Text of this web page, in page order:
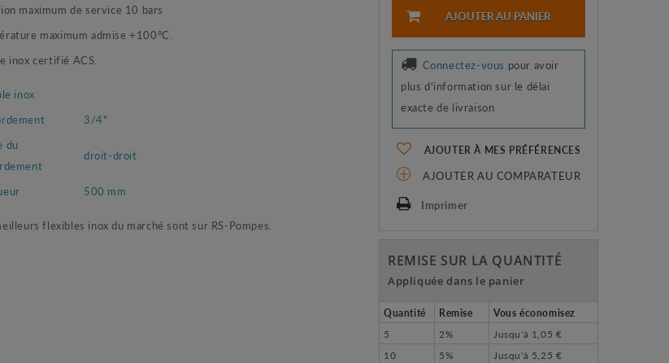
maximum de service 10 bars
maximum admise +100°C.
inox certifié ACS.
inox
3/4"
du
droit-droit
500 mm
flexibles inox du marché sont sur RS-Pompes.
AJOUTER AU PANIER
Connectez-vous pour avoir
plus d'information sur le délai
exacte de livraison
AJOUTER À MES PRÉFÉRENCES
AJOUTER AU COMPARATEUR
Imprimer
REMISE SUR LA QUANTITÉ
Appliquée dans le panier
Quantité Remise
Vous économisez
5
2% Jusqu'à 1,05 €
10
5% Jusqu'à 5,25 €